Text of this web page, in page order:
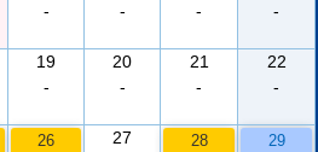
-
-
-
-
19
-
20
-
21
-
22
-
26
27
28 29